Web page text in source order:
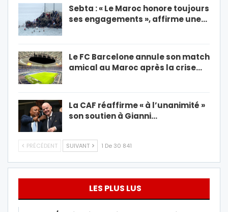
Sebta : « Le Maroc honore toujours
ses engagements », affirme une…
Le FC Barcelone annule son match
amical au Maroc après la crise…
La CAF réaffirme « à l’unanimité »
son soutien à Gianni…
PRÉCÉDENT SUIVANT 1 De 30 841
LES PLUS LUS